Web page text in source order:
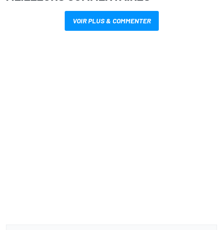
VOIR PLUS & COMMENTER